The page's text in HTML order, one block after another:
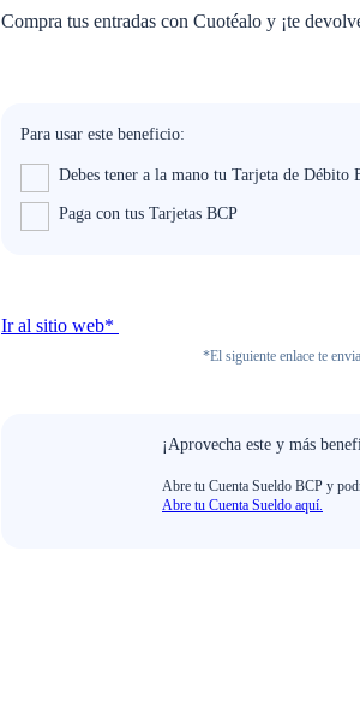
Compra tus entradas con Cuotéalo y ¡te
Para usar este beneficio:
Debes tener a la mano tu Tarjeta de Débito
Paga con tus Tarjetas BCP
Ir al sitio web*
*El siguiente enlace te
¡Aprovecha este y más
Abre tu Cuenta Sueldo BCP y
Abre tu Cuenta Sueldo aquí.